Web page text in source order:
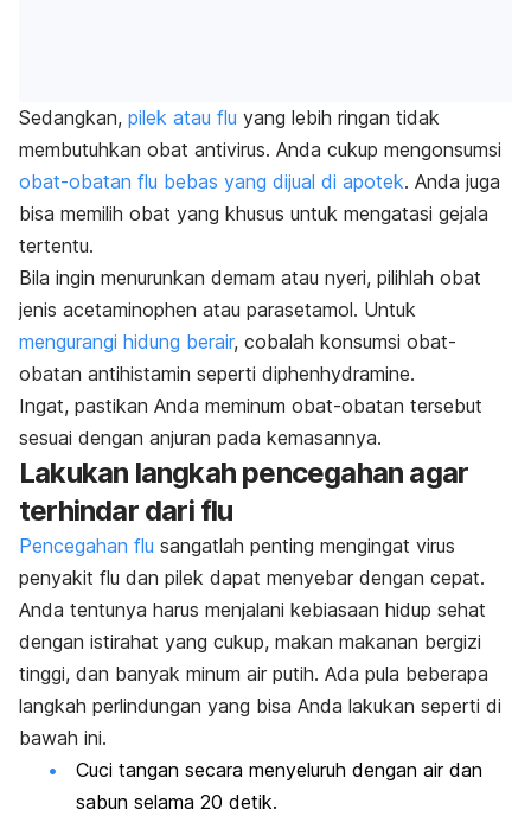
Sedangkan, pilek atau flu yang lebih ringan tidak
membutuhkan obat antivirus. Anda cukup mengonsumsi
obat-obatan flu bebas yang dijual di apotek. Anda juga
bisa memilih obat yang khusus untuk mengatasi gejala
tertentu.
Bila ingin menurunkan demam atau nyeri, pilihlah obat
jenis acetaminophen atau parasetamol. Untuk
mengurangi hidung berair, cobalah konsumsi obat-
obatan antihistamin seperti diphenhydramine.
Ingat, pastikan Anda meminum obat-obatan tersebut
sesuai dengan anjuran pada kemasannya.
Lakukan langkah pencegahan agar
terhindar dari flu
Pencegahan flu sangatlah penting mengingat virus
penyakit flu dan pilek dapat menyebar dengan cepat.
Anda tentunya harus menjalani kebiasaan hidup sehat
dengan istirahat yang cukup, makan makanan bergizi
tinggi, dan banyak minum air putih. Ada pula beberapa
langkah perlindungan yang bisa Anda lakukan seperti di
bawah ini.
Cuci tangan secara menyeluruh dengan air dan
sabun selama 20 detik.